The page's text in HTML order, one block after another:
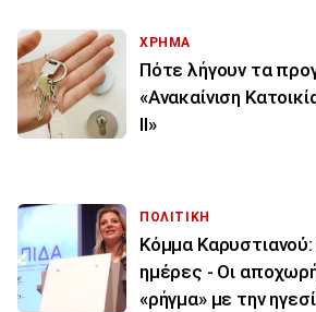
ΧΡΗΜΑ
Πότε λήγουν τα
«Ανακαίνιση
ΙΙ»
ΠΟΛΙΤΙΚΗ
Κόμμα
ημέρες - Οι
«ρήγμα» με την